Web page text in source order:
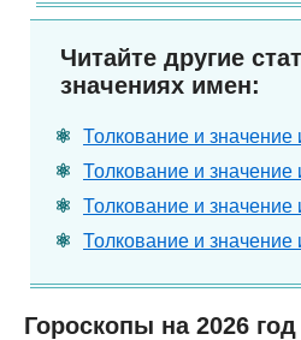
Читайте другие
значениях имен:
Толкование и значение
Толкование и
Толкование и
Толкование и значение
Гороскопы на 2026 год